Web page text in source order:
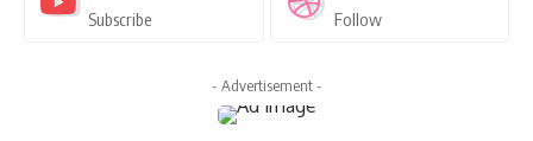
Subscribe Follow
- Advertisement -